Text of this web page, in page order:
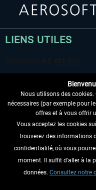
LIENS UTILES
RENONCER AU CONTRAT
INFORMATIONS
NE MANQUEZ
Nous utilisons des
nécessaires (par exemple pour
offres et à vous offrir
Vous acceptez les cookies
trouverez des informations
confidentialité, où vous
moment. Il suffit d'aller à la
données. Consultez notre